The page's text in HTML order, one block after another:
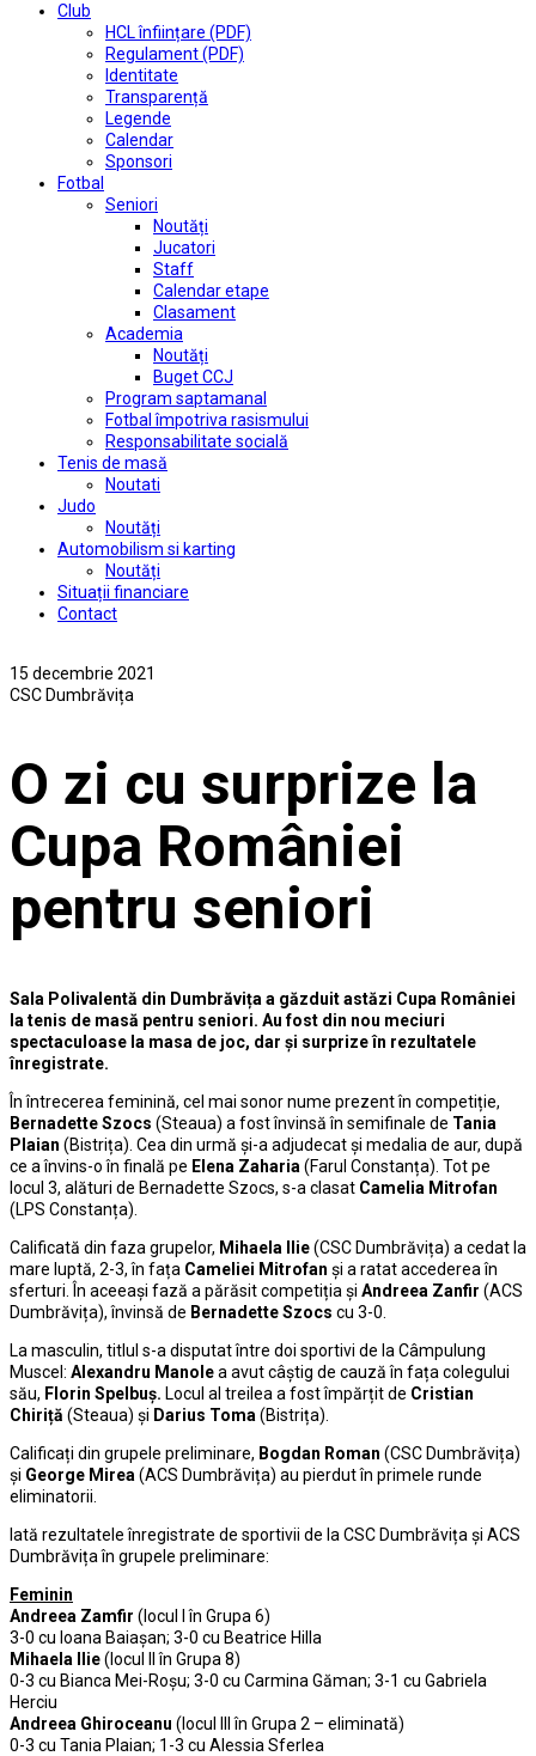
Club
HCL înființare (PDF)
Regulament (PDF)
Identitate
Transparență
Legende
Calendar
Sponsori
Fotbal
Seniori
Noutăți
Jucatori
Staff
Calendar etape
Clasament
Academia
Noutăți
Buget CCJ
Program saptamanal
Fotbal împotriva rasismului
Responsabilitate socială
Tenis de masă
Noutati
Judo
Noutăți
Automobilism si karting
Noutăți
Situații financiare
Contact
15 decembrie 2021
CSC Dumbrăvița
O zi cu surprize la
Cupa României
pentru seniori
Sala Polivalentă din Dumbrăvița a găzduit astăzi Cupa României
la tenis de masă pentru seniori. Au fost din nou meciuri
spectaculoase la masa de joc, dar și surprize în rezultatele
înregistrate.
În întrecerea feminină, cel mai sonor nume prezent în competiție,
Bernadette Szocs (Steaua) a fost învinsă în semifinale de Tania
Plaian (Bistrița). Cea din urmă și-a adjudecat și medalia de aur, după
ce a învins-o în finală pe Elena Zaharia (Farul Constanța). Tot pe
locul 3, alături de Bernadette Szocs, s-a clasat Camelia Mitrofan
(LPS Constanța).
Calificată din faza grupelor, Mihaela Ilie(CSC Dumbrăvița) a cedat la
mare luptă, 2-3, în fața Cameliei Mitrofan și a ratat accederea în
sferturi. În aceeași fază a părăsit competiția și Andreea Zanfir (ACS
Dumbrăvița), învinsă de Bernadette Szocs cu 3-0.
La masculin, titlul s-a disputat între doi sportivi de la Câmpulung
Muscel: Alexandru Manolea avut câștig de cauză în fața colegului
său, Florin Spelbuș. Locul al treilea a fost împărțit de Cristian
Chiriță (Steaua) și Darius Toma (Bistrița).
Calificați din grupele preliminare, Bogdan Roman (CSC Dumbrăvița)
și George Mirea (ACS Dumbrăvița) au pierdut în primele runde
eliminatorii.
Iată rezultatele înregistrate de sportivii de la CSC Dumbrăvița și ACS
Dumbrăvița în grupele preliminare:
Feminin
Andreea Zamfir (locul I în Grupa 6)
3-0 cu Ioana Baiașan; 3-0 cu Beatrice Hilla
Mihaela Ilie(locul II în Grupa 8)
0-3 cu Bianca Mei-Roșu; 3-0 cu Carmina Găman; 3-1 cu Gabriela
Herciu
Andreea Ghiroceanu (locul III în Grupa 2 – eliminată)
0-3 cu Tania Plaian; 1-3 cu Alessia Sferlea